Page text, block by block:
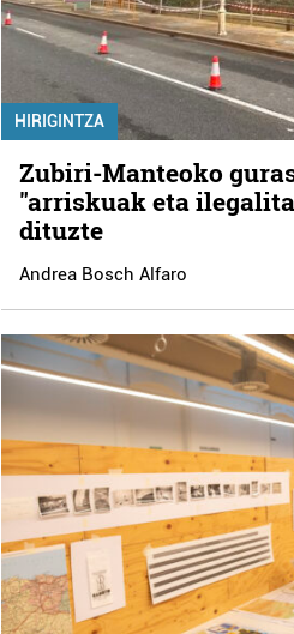
HIRIGINTZA
Zubiri-Manteoko
"arriskuak eta
dituzte
Andrea Bosch Alfaro